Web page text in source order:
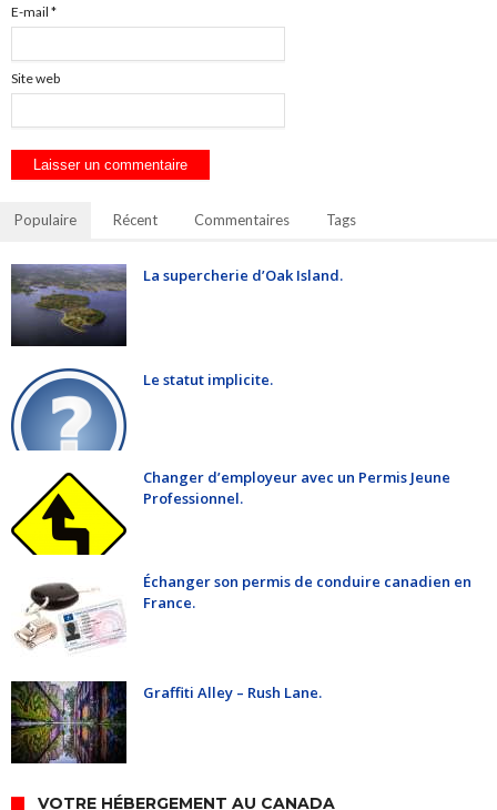
E-mail *
Site web
Populaire Récent Commentaires Tags
La supercherie d’Oak Island.
Le statut implicite.
Changer d’employeur avec un Permis Jeune
Professionnel.
Échanger son permis de conduire canadien en
France.
Graffiti Alley – Rush Lane.
VOTRE HÉBERGEMENT AU CANADA